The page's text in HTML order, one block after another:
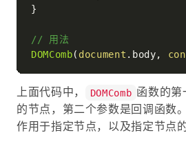
}
// 用法
DOMComb( document . body,
上面代码中， DOMComb 函数的第
的节点，第二个参数是回调函数
作用于指定节点，以及指定节点